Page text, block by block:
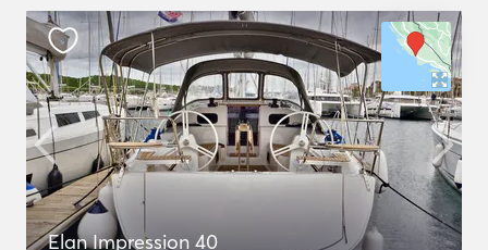
Elan Impression 40